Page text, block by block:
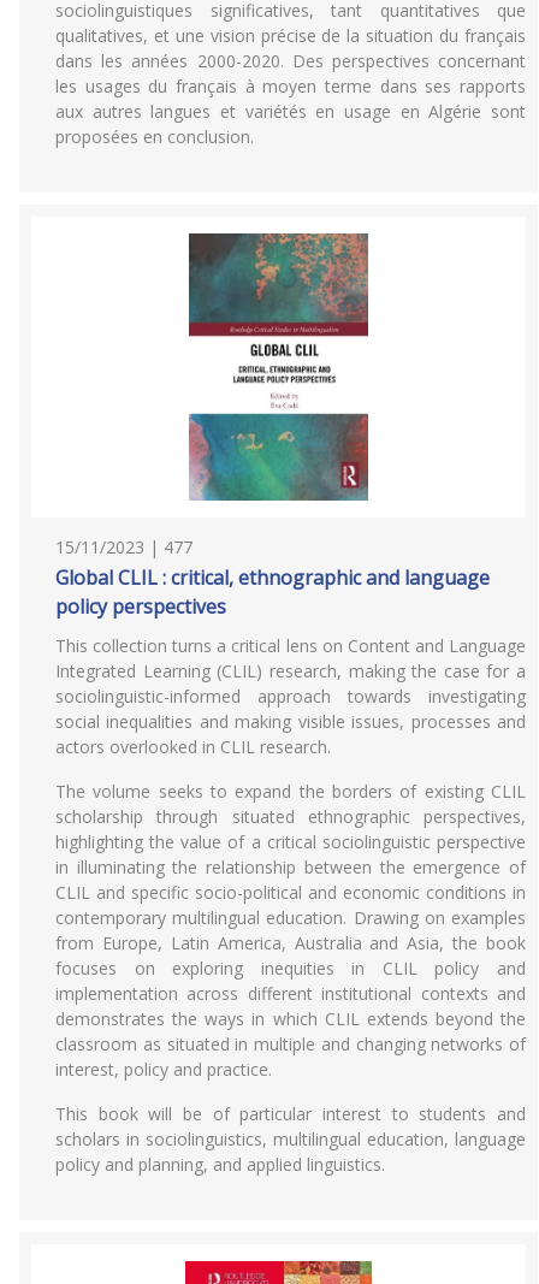
sociolinguistiques significatives, tant quantitatives que
qualitatives, et une vision précise de la situation du français
dans les années 2000-2020. Des perspectives concernant
les usages du français à moyen terme dans ses rapports
aux autres langues et variétés en usage en Algérie sont
proposées en conclusion.
15/11/2023 | 477
Global CLIL : critical, ethnographic and language
policy perspectives
This collection turns a critical lens on Content and Language
Integrated Learning (CLIL) research, making the case for a
sociolinguistic-informed approach towards investigating
social inequalities and making visible issues, processes and
actors overlooked in CLIL research.
The volume seeks to expand the borders of existing CLIL
scholarship through situated ethnographic perspectives,
highlighting the value of a critical sociolinguistic perspective
in illuminating the relationship between the emergence of
CLIL and specific socio-political and economic conditions in
contemporary multilingual education. Drawing on examples
from Europe, Latin America, Australia and Asia, the book
focuses on exploring inequities in CLIL policy and
implementation across different institutional contexts and
demonstrates the ways in which CLIL extends beyond the
classroom as situated in multiple and changing networks of
interest, policy and practice.
This book will be of particular interest to students and
scholars in sociolinguistics, multilingual education, language
policy and planning, and applied linguistics.